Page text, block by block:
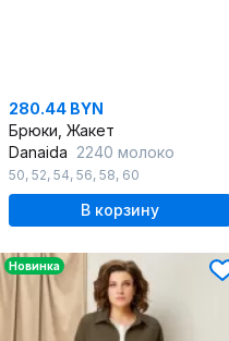
280.44 BYN
Брюки, Жакет
Danaida 2240 молоко
50, 52, 54, 56, 58, 60
В корзину
Новинка